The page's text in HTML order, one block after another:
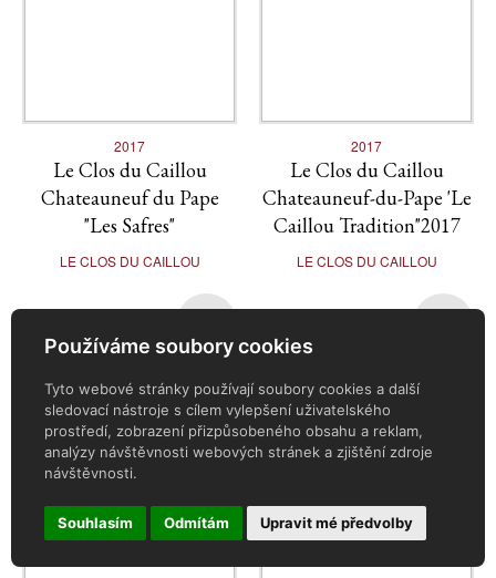
Používáme soubory cookies
Tyto webové stránky používají soubory cookies a další
sledovací nástroje s cílem vylepšení uživatelského
prostředí, zobrazení přizpůsobeného obsahu a reklam,
analýzy návštěvnosti webových stránek a zjištění zdroje
návštěvnosti.
Souhlasím Odmítám Upravit mé předvolby
2017
Le Clos du Caillou
Chateauneuf du Pape
"Les Safres"
LE CLOS DU CAILLOU
2017
Le Clos du Caillou
Chateauneuf-du-Pape 'Le
Caillou Tradition"2017
LE CLOS DU CAILLOU
DOPORUČUJEME DOPORUČUJEME